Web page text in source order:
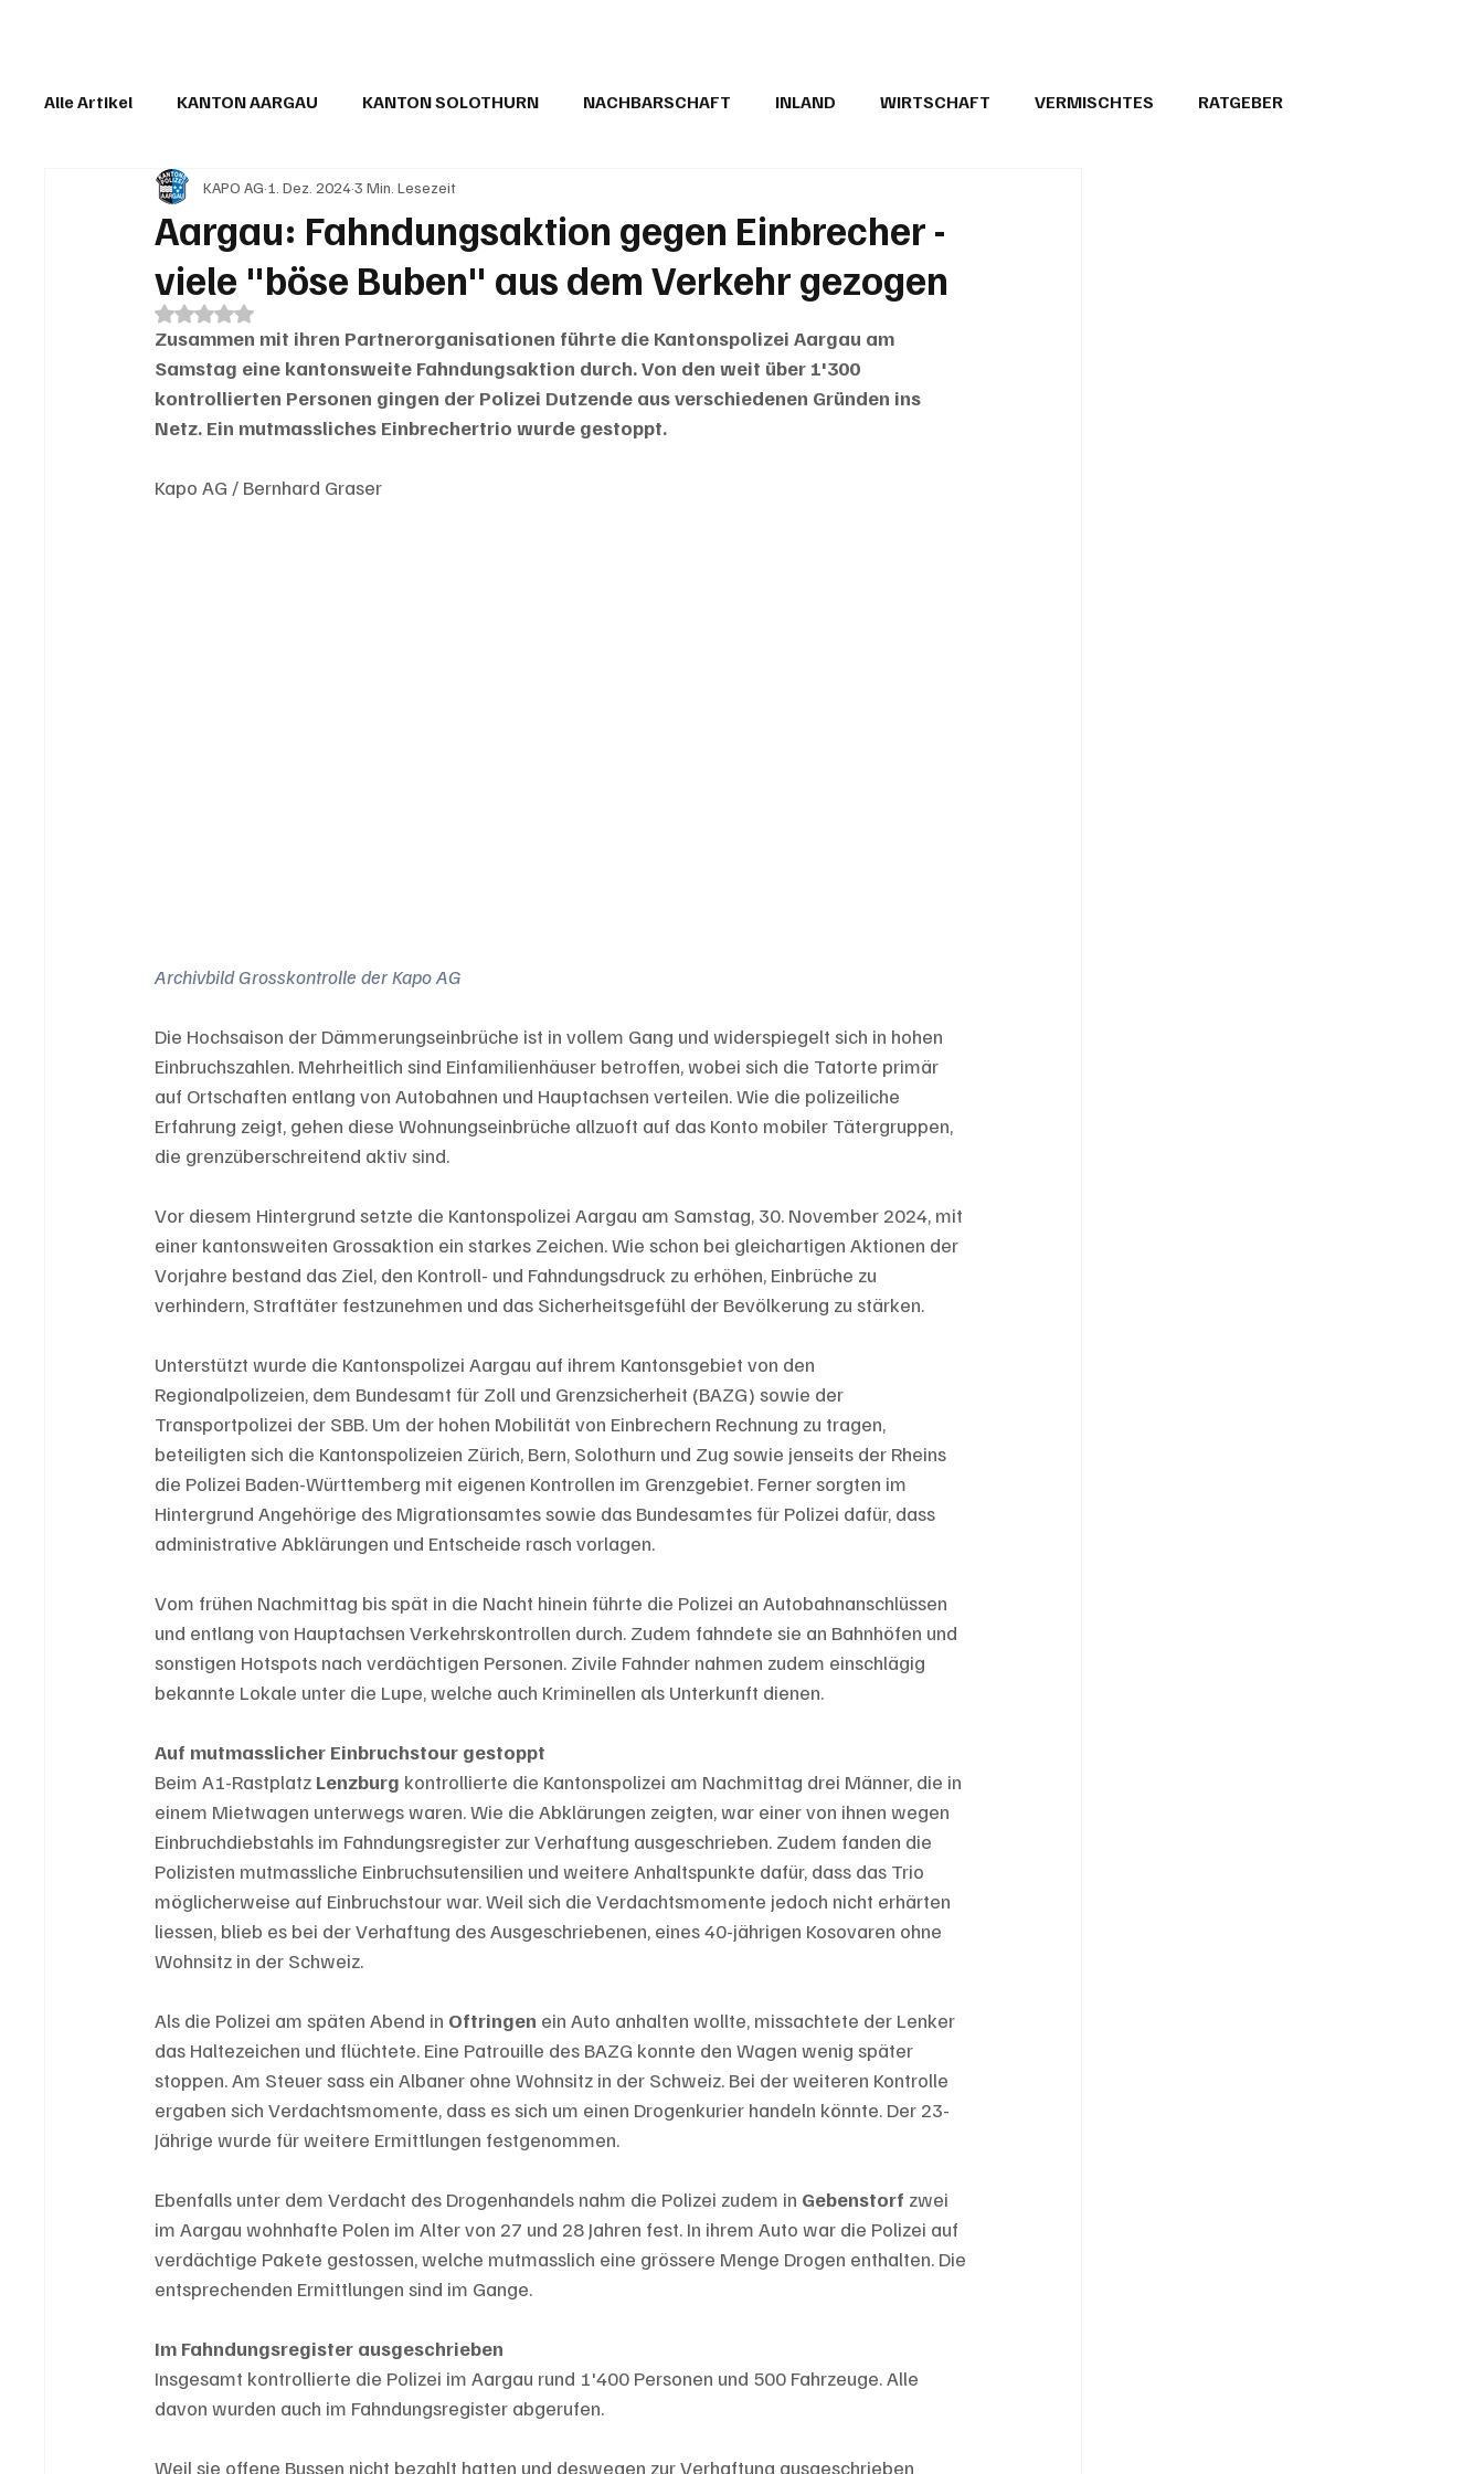
Alle Artikel KANTON AARGAU KANTON SOLOTHURN NACHBARSCHAFT INLAND WIRTSCHAFT VERMISCHTES RATGEBER
IN EIGENER SACHE KOMMENTARE LESERBRIEFE
Aargau: Fahndungsaktion gegen Einbrecher -
viele "böse Buben" aus dem Verkehr gezogen
KAPO AG 1. Dez. 20243 Min. Lesezeit
Mit NaN von 5 Sternen bewertet.
Zusammen mit ihren Partnerorganisationen führte die Kantonspolizei Aargau am
Samstag eine kantonsweite Fahndungsaktion durch. Von den weit über 1'300
kontrollierten Personen gingen der Polizei Dutzende aus verschiedenen Gründen ins
Netz. Ein mutmassliches Einbrechertrio wurde gestoppt.
Kapo AG / Bernhard Graser
Archivbild Grosskontrolle der Kapo AG
Die Hochsaison der Dämmerungseinbrüche ist in vollem Gang und widerspiegelt sich in hohen
Einbruchszahlen. Mehrheitlich sind Einfamilienhäuser betroffen, wobei sich die Tatorte primär
auf Ortschaften entlang von Autobahnen und Hauptachsen verteilen. Wie die polizeiliche
Erfahrung zeigt, gehen diese Wohnungseinbrüche allzuoft auf das Konto mobiler Tätergruppen,
die grenzüberschreitend aktiv sind.
Vor diesem Hintergrund setzte die Kantonspolizei Aargau am Samstag, 30. November 2024, mit
einer kantonsweiten Grossaktion ein starkes Zeichen. Wie schon bei gleichartigen Aktionen der
Vorjahre bestand das Ziel, den Kontroll- und Fahndungsdruck zu erhöhen, Einbrüche zu
verhindern, Straftäter festzunehmen und das Sicherheitsgefühl der Bevölkerung zu stärken.
Unterstützt wurde die Kantonspolizei Aargau auf ihrem Kantonsgebiet von den
Regionalpolizeien, dem Bundesamt für Zoll und Grenzsicherheit (BAZG) sowie der
Transportpolizei der SBB. Um der hohen Mobilität von Einbrechern Rechnung zu tragen,
beteiligten sich die Kantonspolizeien Zürich, Bern, Solothurn und Zug sowie jenseits der Rheins
die Polizei Baden-Württemberg mit eigenen Kontrollen im Grenzgebiet. Ferner sorgten im
Hintergrund Angehörige des Migrationsamtes sowie das Bundesamtes für Polizei dafür, dass
administrative Abklärungen und Entscheide rasch vorlagen.
Vom frühen Nachmittag bis spät in die Nacht hinein führte die Polizei an Autobahnanschlüssen
und entlang von Hauptachsen Verkehrskontrollen durch. Zudem fahndete sie an Bahnhöfen und
sonstigen Hotspots nach verdächtigen Personen. Zivile Fahnder nahmen zudem einschlägig
bekannte Lokale unter die Lupe, welche auch Kriminellen als Unterkunft dienen.
Auf mutmasslicher Einbruchstour gestoppt
Beim A1-Rastplatz Lenzburg kontrollierte die Kantonspolizei am Nachmittag drei Männer, die in
einem Mietwagen unterwegs waren. Wie die Abklärungen zeigten, war einer von ihnen wegen
Einbruchdiebstahls im Fahndungsregister zur Verhaftung ausgeschrieben. Zudem fanden die
Polizisten mutmassliche Einbruchsutensilien und weitere Anhaltspunkte dafür, dass das Trio
möglicherweise auf Einbruchstour war. Weil sich die Verdachtsmomente jedoch nicht erhärten
liessen, blieb es bei der Verhaftung des Ausgeschriebenen, eines 40-jährigen Kosovaren ohne
Wohnsitz in der Schweiz.
Als die Polizei am späten Abend in Oftringen ein Auto anhalten wollte, missachtete der Lenker
das Haltezeichen und flüchtete. Eine Patrouille des BAZG konnte den Wagen wenig später
stoppen. Am Steuer sass ein Albaner ohne Wohnsitz in der Schweiz. Bei der weiteren Kontrolle
ergaben sich Verdachtsmomente, dass es sich um einen Drogenkurier handeln könnte. Der 23-
Jährige wurde für weitere Ermittlungen festgenommen.
Ebenfalls unter dem Verdacht des Drogenhandels nahm die Polizei zudem in Gebenstorf zwei
im Aargau wohnhafte Polen im Alter von 27 und 28 Jahren fest. In ihrem Auto war die Polizei auf
verdächtige Pakete gestossen, welche mutmasslich eine grössere Menge Drogen enthalten. Die
entsprechenden Ermittlungen sind im Gange.
Im Fahndungsregister ausgeschrieben
Insgesamt kontrollierte die Polizei im Aargau rund 1'400 Personen und 500 Fahrzeuge. Alle
davon wurden auch im Fahndungsregister abgerufen.
Weil sie offene Bussen nicht bezahlt hatten und deswegen zur Verhaftung ausgeschrieben